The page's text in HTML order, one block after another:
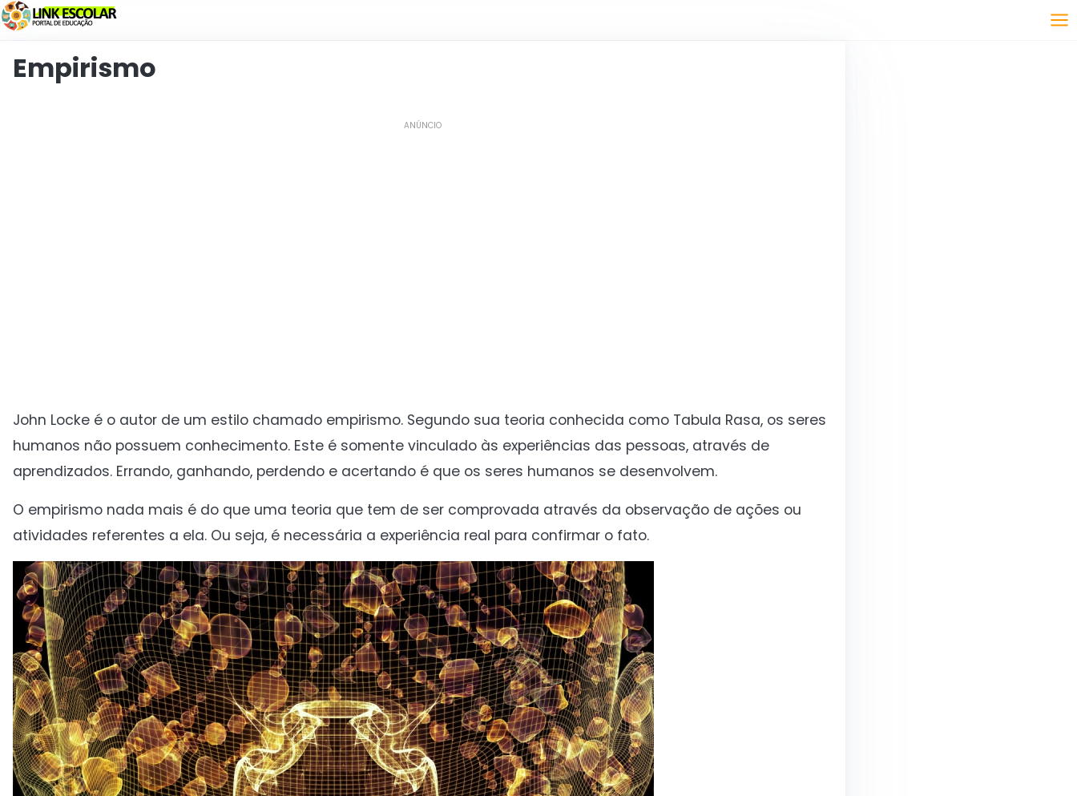
Collegamento
Empirismo
ANÚNCIO
John Locke é o autor de um estilo chamado empirismo. Segundo sua teoria conhecida como Tabula Rasa, os seres
humanos não possuem conhecimento. Este é somente vinculado às experiências das pessoas, através de
aprendizados. Errando, ganhando, perdendo e acertando é que os seres humanos se desenvolvem.
O empirismo nada mais é do que uma teoria que tem de ser comprovada através da observação de ações ou
atividades referentes a ela. Ou seja, é necessária a experiência real para confirmar o fato.